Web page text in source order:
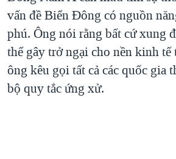
vấn đề Biển Đông có nguồn
phú. Ông nói rằng bất cứ xung
thể gây trở ngại cho nền kinh
ông kêu gọi tất cả các quốc gia
bộ quy tắc ứng xử.